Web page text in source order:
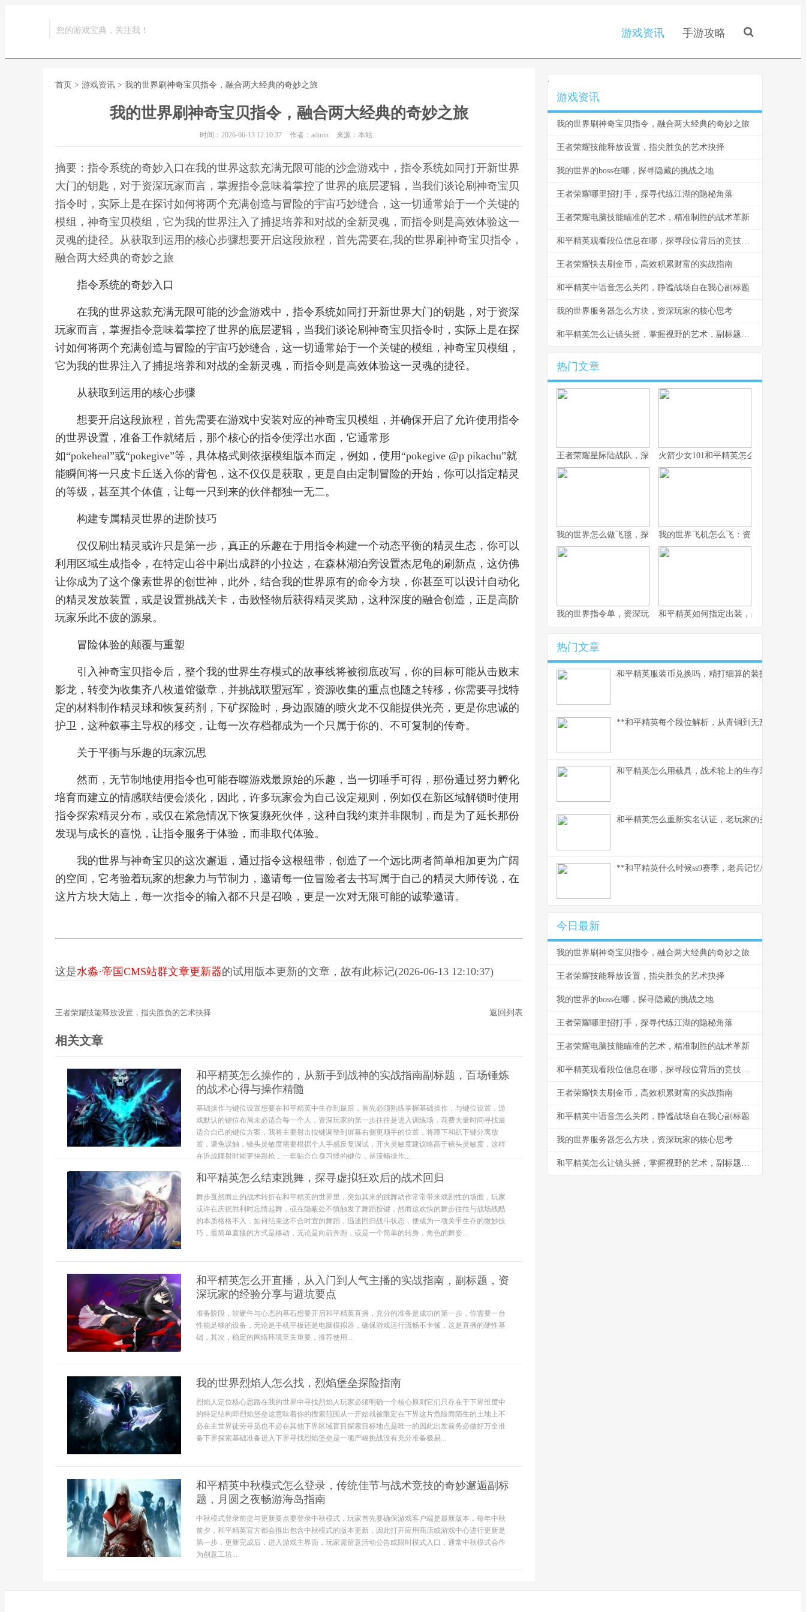
您的游戏宝典，关注我！ 游戏资讯 手游攻略
首页 > 游戏资讯 > 我的世界刷神奇宝贝指令，融合两大经典的奇妙之旅
我的世界刷神奇宝贝指令，融合两大经典的奇妙之旅
时间：2026-06-13 12:10:37 作者：admin 来源：本站
摘要：指令系统的奇妙入口在我的世界这款充满无限可能的沙盒游戏中，指令系统如同打开新世界
大门的钥匙，对于资深玩家而言，掌握指令意味着掌控了世界的底层逻辑，当我们谈论刷神奇宝贝
指令时，实际上是在探讨如何将两个充满创造与冒险的宇宙巧妙缝合，这一切通常始于一个关键的
模组，神奇宝贝模组，它为我的世界注入了捕捉培养和对战的全新灵魂，而指令则是高效体验这一
灵魂的捷径。从获取到运用的核心步骤想要开启这段旅程，首先需要在,我的世界刷神奇宝贝指令，
融合两大经典的奇妙之旅
指令系统的奇妙入口
在我的世界这款充满无限可能的沙盒游戏中，指令系统如同打开新世界大门的钥匙，对于资深
玩家而言，掌握指令意味着掌控了世界的底层逻辑，当我们谈论刷神奇宝贝指令时，实际上是在探
讨如何将两个充满创造与冒险的宇宙巧妙缝合，这一切通常始于一个关键的模组，神奇宝贝模组，
它为我的世界注入了捕捉培养和对战的全新灵魂，而指令则是高效体验这一灵魂的捷径。
从获取到运用的核心步骤
想要开启这段旅程，首先需要在游戏中安装对应的神奇宝贝模组，并确保开启了允许使用指令
的世界设置，准备工作就绪后，那个核心的指令便浮出水面，它通常形
如“pokeheal”或“pokegive”等，具体格式则依据模组版本而定，例如，使用“pokegive @p pikachu”就
能瞬间将一只皮卡丘送入你的背包，这不仅仅是获取，更是自由定制冒险的开始，你可以指定精灵
的等级，甚至其个体值，让每一只到来的伙伴都独一无二。
构建专属精灵世界的进阶技巧
仅仅刷出精灵或许只是第一步，真正的乐趣在于用指令构建一个动态平衡的精灵生态，你可以
利用区域生成指令，在特定山谷中刷出成群的小拉达，在森林湖泊旁设置杰尼龟的刷新点，这仿佛
让你成为了这个像素世界的创世神，此外，结合我的世界原有的命令方块，你甚至可以设计自动化
的精灵发放装置，或是设置挑战关卡，击败怪物后获得精灵奖励，这种深度的融合创造，正是高阶
玩家乐此不疲的源泉。
冒险体验的颠覆与重塑
引入神奇宝贝指令后，整个我的世界生存模式的故事线将被彻底改写，你的目标可能从击败末
影龙，转变为收集齐八枚道馆徽章，并挑战联盟冠军，资源收集的重点也随之转移，你需要寻找特
定的材料制作精灵球和恢复药剂，下矿探险时，身边跟随的喷火龙不仅能提供光亮，更是你忠诚的
护卫，这种叙事主导权的移交，让每一次存档都成为一个只属于你的、不可复制的传奇。
关于平衡与乐趣的玩家沉思
然而，无节制地使用指令也可能吞噬游戏最原始的乐趣，当一切唾手可得，那份通过努力孵化
培育而建立的情感联结便会淡化，因此，许多玩家会为自己设定规则，例如仅在新区域解锁时使用
指令探索精灵分布，或仅在紧急情况下恢复濒死伙伴，这种自我约束并非限制，而是为了延长那份
发现与成长的喜悦，让指令服务于体验，而非取代体验。
我的世界与神奇宝贝的这次邂逅，通过指令这根纽带，创造了一个远比两者简单相加更为广阔
的空间，它考验着玩家的想象力与节制力，邀请每一位冒险者去书写属于自己的精灵大师传说，在
这片方块大陆上，每一次指令的输入都不只是召唤，更是一次对无限可能的诚挚邀请。
这是水淼·帝国CMS站群文章更新器的试用版本更新的文章，故有此标记(2026-06-13 12:10:37)
王者荣耀技能释放设置，指尖胜负的艺术抉择 返回列表
相关文章
和平精英怎么操作的，从新手到战神的实战指南副标题，百场锤炼
的战术心得与操作精髓
基础操作与键位设置想要在和平精英中生存到最后，首先必须熟练掌握基础操作，与键位设置，游
戏默认的键位布局未必适合每一个人，资深玩家的第一步往往是进入训练场，花费大量时间寻找最
适合自己的键位方案，我将主要射击按键调整到屏幕右侧更顺手的位置，将蹲下和趴下键分离放
置，避免误触，镜头灵敏度需要根据个人手感反复调试，开火灵敏度建议略高于镜头灵敏度，这样
在近战腰射时能更快跟枪，一套贴合自身习惯的键位，是流畅操作...
和平精英怎么结束跳舞，探寻虚拟狂欢后的战术回归
舞步戛然而止的战术转折在和平精英的世界里，突如其来的跳舞动作常常带来戏剧性的场面，玩家
或许在庆祝胜利时忘情起舞，或在隐蔽处不慎触发了舞蹈按键，然而这欢快的舞步往往与战场残酷
的本质格格不入，如何结束这不合时宜的舞蹈，迅速回归战斗状态，便成为一项关乎生存的微妙技
巧，最简单直接的方式是移动，无论是向前奔跑，或是一个简单的转身，角色的舞姿...
和平精英怎么开直播，从入门到人气主播的实战指南，副标题，资
深玩家的经验分享与避坑要点
准备阶段，软硬件与心态的基石想要开启和平精英直播，充分的准备是成功的第一步，你需要一台
性能足够的设备，无论是手机平板还是电脑模拟器，确保游戏运行流畅不卡顿，这是直播的硬性基
础，其次，稳定的网络环境至关重要，推荐使用...
我的世界烈焰人怎么找，烈焰堡垒探险指南
烈焰人定位核心思路在我的世界中寻找烈焰人玩家必须明确一个核心原则它们只存在于下界维度中
的特定结构即烈焰堡垒这意味着你的搜索范围从一开始就被限定在下界这片危险而陌生的土地上不
必在主世界徒劳寻觅也不必在其他下界区域盲目探索目标地点是唯一的因此出发前务必做好万全准
备下界探索基础准备进入下界寻找烈焰堡垒是一项严峻挑战没有充分准备极易...
和平精英中秋模式怎么登录，传统佳节与战术竞技的奇妙邂逅副标
题，月圆之夜畅游海岛指南
中秋模式登录前提与更新要点要登录中秋模式，玩家首先要确保游戏客户端是最新版本，每年中秋
前夕，和平精英官方都会推出包含中秋模式的版本更新，因此打开应用商店或游戏中心进行更新是
第一步，更新完成后，进入游戏主界面，玩家需留意活动公告或限时模式入口，通常中秋模式会作
为创意工坊...
.
游戏资讯
我的世界刷神奇宝贝指令，融合两大经典的奇妙之旅
王者荣耀技能释放设置，指尖胜负的艺术抉择
我的世界的boss在哪，探寻隐藏的挑战之地
王者荣耀哪里招打手，探寻代练江湖的隐秘角落
王者荣耀电脑技能瞄准的艺术，精准制胜的战术革新
和平精英观看段位信息在哪，探寻段位背后的竞技密码，副标题，资深玩家的深度指南与思考
王者荣耀快去刷金币，高效积累财富的实战指南
和平精英中语音怎么关闭，静谧战场自在我心副标题
我的世界服务器怎么方块，资深玩家的核心思考
和平精英怎么让镜头摇，掌握视野的艺术，副标题，从菜鸟到高手的视角操控秘诀
热门文章
王者荣耀星际陆战队，深空战场的新纪元启航火箭少女101和平精英怎么获得，联动
我的世界怎么做飞毯，探索方块之上的奇幻飞行，副标题，红石与
我的世界飞机怎么飞：资深玩家的飞行
我的世界指令单，资深玩家的指令宝典和平精英如何指定出装，战术博弈与生
热门文章
和平精英服装币兑换吗，精打细算的装扮指南
**和平精英每个段位解析，从青铜到无敌战神的
和平精英怎么用载具，战术轮上的生存艺术,副标
和平精英怎么重新实名认证，老玩家的关键指南副
**和平精英什么时候ss9赛季，老兵记忆中的战术
今日最新
我的世界刷神奇宝贝指令，融合两大经典的奇妙之旅
王者荣耀技能释放设置，指尖胜负的艺术抉择
我的世界的boss在哪，探寻隐藏的挑战之地
王者荣耀哪里招打手，探寻代练江湖的隐秘角落
王者荣耀电脑技能瞄准的艺术，精准制胜的战术革新
和平精英观看段位信息在哪，探寻段位背后的竞技密码，副标题，资深玩家的深度指南与思考
王者荣耀快去刷金币，高效积累财富的实战指南
和平精英中语音怎么关闭，静谧战场自在我心副标题
我的世界服务器怎么方块，资深玩家的核心思考
和平精英怎么让镜头摇，掌握视野的艺术，副标题，从菜鸟到高手的视角操控秘诀